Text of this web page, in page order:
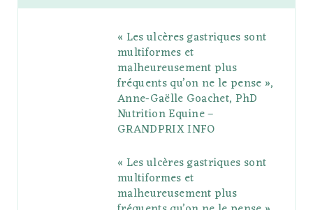
b
t
l
e
P
l
s
a
g
r
a
m
e
r
e
s
o
l
r
« Les ulcères gastriques sont
multiformes et
malheureusement plus
fréquents qu’on ne le pense »,
Anne-Gaëlle Goachet, PhD
Nutrition Equine –
GRANDPRIX INFO
« Les ulcères gastriques sont
multiformes et
malheureusement plus